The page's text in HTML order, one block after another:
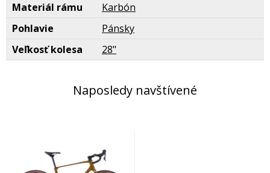
Materiál rámu
Karbón
Pohlavie
Pánsky
Veľkosť kolesa
28"
Naposledy navštívené